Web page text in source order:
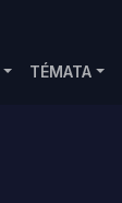
TÉMATA